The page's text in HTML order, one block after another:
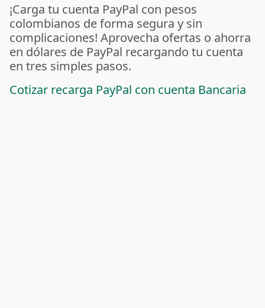
¡Carga tu cuenta PayPal con pesos
colombianos de forma segura y sin
complicaciones! Aprovecha ofertas o ahorra
en dólares de PayPal recargando tu cuenta
en tres simples pasos.
Cotizar recarga PayPal con cuenta Bancaria